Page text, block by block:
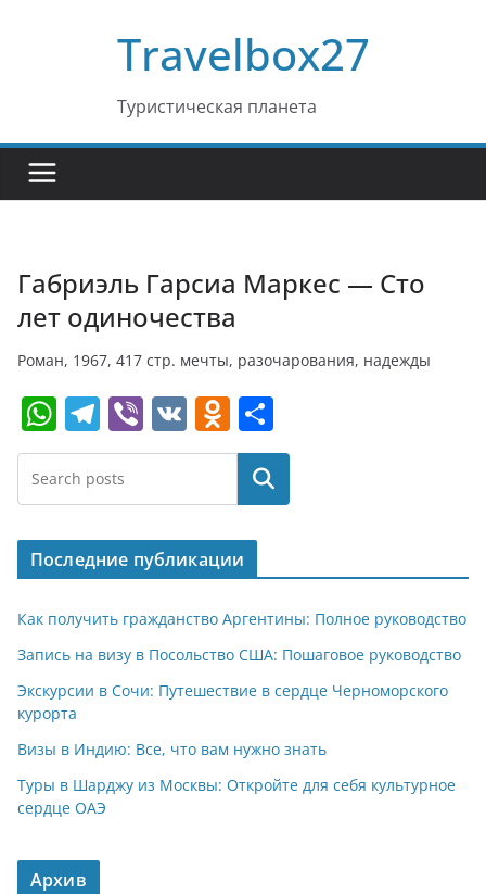
Travelbox27
Туристическая планета
Габриэль Гарсиа Маркес — Сто
лет одиночества
Роман, 1967, 417 стр. мечты, разочарования, надежды
W
h
at
s
A
p
p
T
el
e
gr
a
m
Vi
b
V
K
O
d
o
kl
a
ss
ni
ki
т
п
р
в
и
т
ь
Поиск
Последние публикации
Как получить гражданство Аргентины: Полное руководство
Запись на визу в Посольство США: Пошаговое руководство
Экскурсии в Сочи: Путешествие в сердце Черноморского
курорта
Визы в Индию: Все, что вам нужно знать
Туры в Шарджу из Москвы: Откройте для себя культурное
сердце ОАЭ
Архив